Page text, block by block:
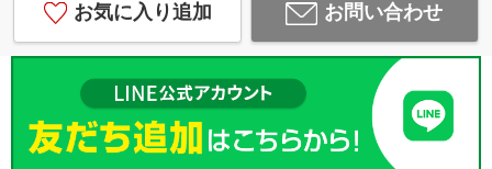
お気に入り追加 お問い合わせ